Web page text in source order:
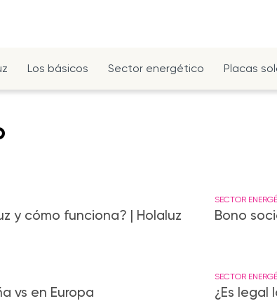
Los básicos Sector energético Placas
y cómo funciona? | Holaluz
SECTOR
Bono
vs en Europa
SECTOR
¿Es legal